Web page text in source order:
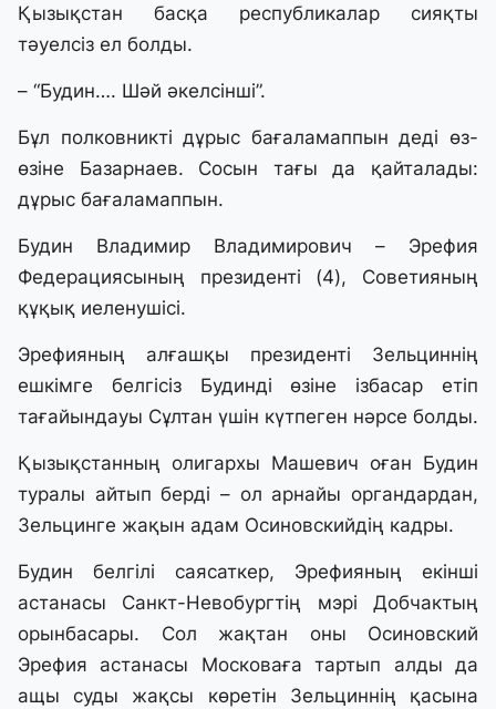
Қызықстан басқа республикалар сияқты
тәуелсіз ел болды.
– “Будин…. Шәй әкелсінші”.
Бұл полковникті дұрыс бағаламаппын деді өз-
өзіне Базарнаев. Сосын тағы да қайталады:
дұрыс бағаламаппын.
Будин Владимир Владимирович – Эрефия
Федерациясының президенті (4), Советияның
құқық иеленушісі.
Эрефияның алғашқы президенті Зельциннің
ешкімге белгісіз Будинді өзіне ізбасар етіп
тағайындауы Сұлтан үшін күтпеген нәрсе болды.
Қызықстанның олигархы Машевич оған Будин
туралы айтып берді – ол арнайы органдардан,
Зельцинге жақын адам Осиновскийдің кадры.
Будин белгілі саясаткер, Эрефияның екінші
астанасы Санкт-Невобургтің мэрі Добчактың
орынбасары. Сол жақтан оны Осиновский
Эрефия астанасы Московаға тартып алды да
ащы суды жақсы көретін Зельциннің қасына